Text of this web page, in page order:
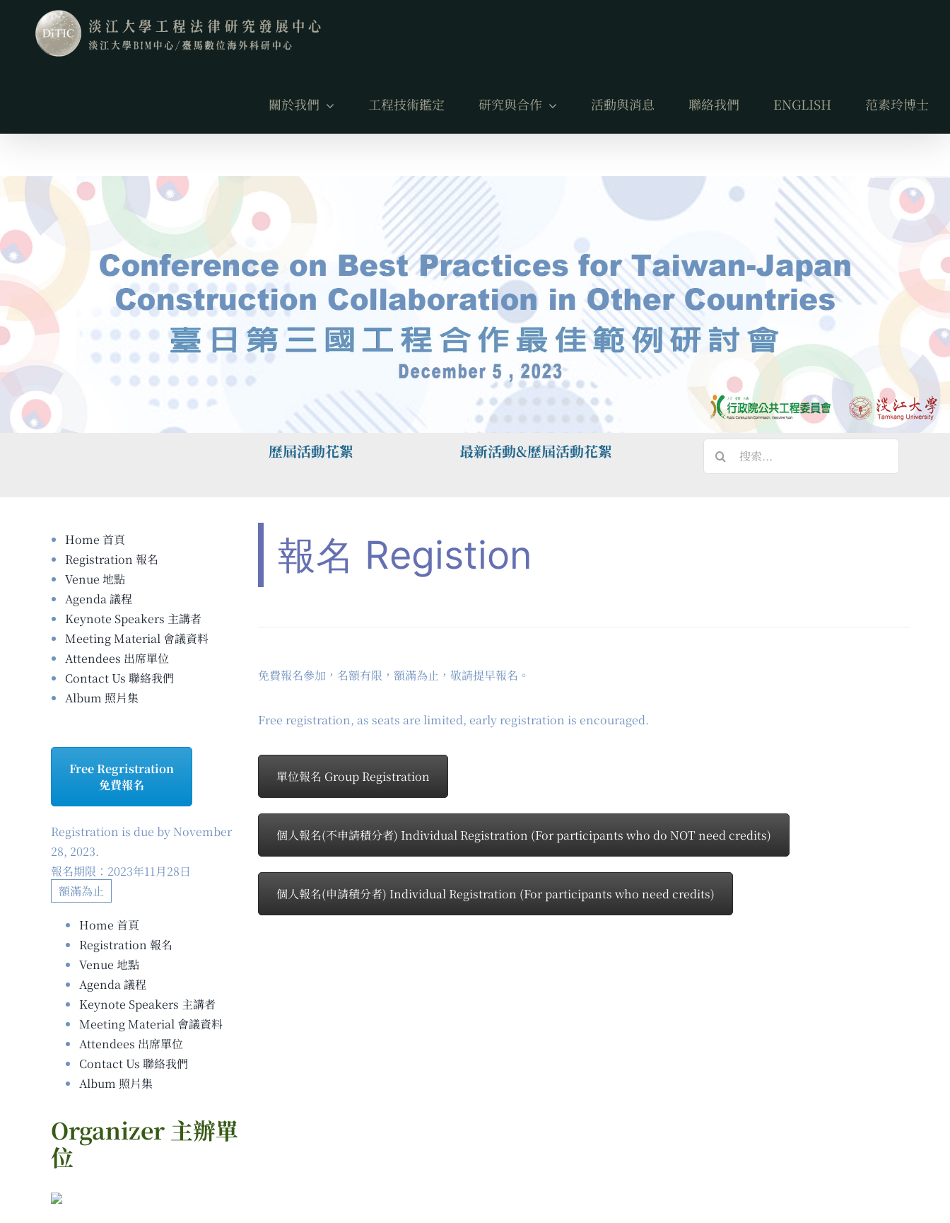
content
關於我們 工程技術鑑定 研究與合作 活動與消息 聯絡我們 ENGLISH 范素玲博士
最新活動&歷屆活動花絮 最新活動&歷屆活動花絮
Home 首頁
Registration 報名
Venue 地點
Agenda 議程
Keynote Speakers 主講者
Meeting Material 會議資料
Attendees 出席單位
Contact Us 聯絡我們
Album 照片集
Free Regristration
免費報名
Registration is due by November
28, 2023.
報名期限：2023年11月28日
額滿為止
Home 首頁
Registration 報名
Venue 地點
Agenda 議程
Keynote Speakers 主講者
Meeting Material 會議資料
Attendees 出席單位
Contact Us 聯絡我們
Album 照片集
Organizer 主辦單
位
報名 Registion
免費報名參加，名額有限，額滿為止，敬請提早報名。
Free registration, as seats are limited, early registration is encouraged.
單位報名 Group Registration
個人報名(不申請積分者) Individual Registration (For participants who do NOT need credits)
個人報名(申請積分者) Individual Registration (For participants who need credits)